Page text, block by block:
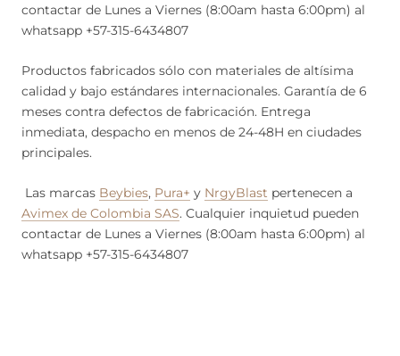
contactar de Lunes a Viernes (8:00am hasta 6:00pm) al
whatsapp +57-315-6434807
Productos fabricados sólo con materiales de altísima
calidad y bajo estándares internacionales. Garantía de 6
meses contra defectos de fabricación. Entrega
inmediata, despacho en menos de 24-48H en ciudades
principales.
Las marcas Beybies, Pura+ y NrgyBlast pertenecen a
Avimex de Colombia SAS. Cualquier inquietud pueden
contactar de Lunes a Viernes (8:00am hasta 6:00pm) al
whatsapp +57-315-6434807